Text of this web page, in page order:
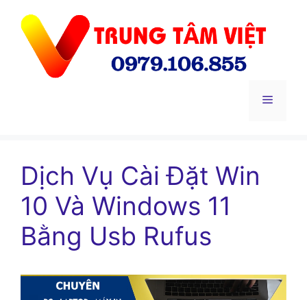
Menu
Dịch Vụ Cài Đặt Win
10 Và Windows 11
Bằng Usb Rufus